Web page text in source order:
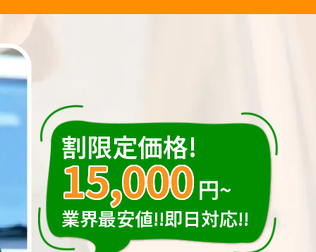
割限定価格!
15,000 円~
業界最安値!!即日対応!!